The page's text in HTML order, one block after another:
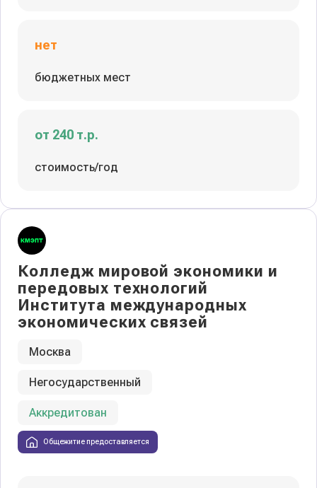
нет
бюджетных мест
от 240 т.р.
стоимость/год
Колледж мировой экономики и
передовых технологий
Института международных
экономических связей
Москва
Негосударственный
Аккредитован
Общежитие предоставляется